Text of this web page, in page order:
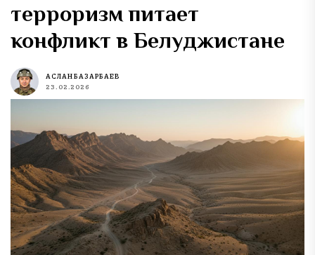
терроризм питает
конфликт в Белуджистане
АСЛАН БАЗАРБАЕВ
23.02.2026